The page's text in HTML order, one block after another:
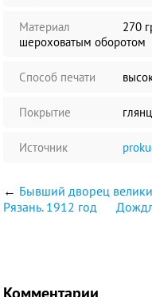
Материал
270
шероховатым оборотом
Способ печати
Покрытие
Источник
← Бывший дворец
Рязань. 1912 год